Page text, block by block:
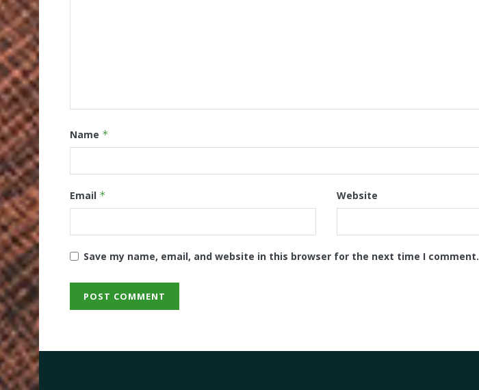
Name *
Email * Website
Save my name, email, and website in this browser for the next time I comment.